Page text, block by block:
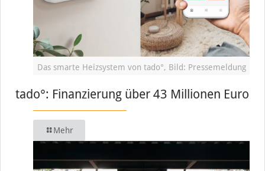
Das smarte Heizsystem von tado°, Bild: Pressemeldung
tado°: Finanzierung über 43 Millionen Euro
Mehr